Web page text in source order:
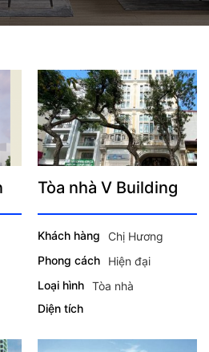
Tòa nhà V Building
Khách hàng
Chị Hương
Phong cách
Hiện đại
Loại hình Tòa nhà
Diện tích